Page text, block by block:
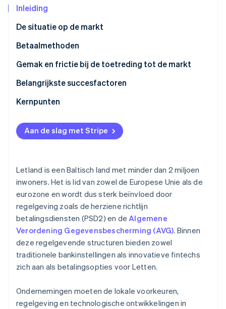
Oprichting van een start-up
Climate
CO₂-verwijdering
Identity
Ontdek hoe Stripe de economische
Nu bekijken
Ecosysteem
Partners
Inleiding
De situatie op de markt
Betaalmethoden
Huidig gebruik
Opkomende trends
Gemak en frictie bij de toetreding tot de markt
Belastingen
Chargebacks
Internationale betalingen
Beveiliging en privacy
Belangrijkste succesfactoren
Kernpunten
Speel in op lokale voorkeuren
Volg de regels voor veiligheid en privacy
Aan de slag met Stripe
Letland is een Baltisch land met minder dan 2 miljoen
inwoners. Het is lid van zowel de Europese Unie als de
eurozone en wordt dus sterk beïnvloed door
regelgeving zoals de herziene richtlijn
betalingsdiensten (PSD2) en deAlgemene
Verordening Gegevensbescherming (AVG). Binnen
deze regelgevende structuren bieden zowel
traditionele bankinstellingen als innovatieve fintechs
zich aan als betalingsopties voor Letten.
Ondernemingen moeten de lokale voorkeuren,
regelgeving en technologische ontwikkelingen in